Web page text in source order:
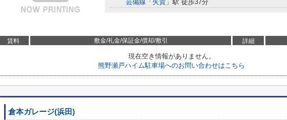
芸備線 「 矢賀 」駅 徒歩37分
賃料 敷金/礼金/保証金/償却/敷引 詳細
現在空き情報がありません。
熊野瀬戸ハイム駐車場へのお問い合わせはこちら
倉本ガレージ(浜田)